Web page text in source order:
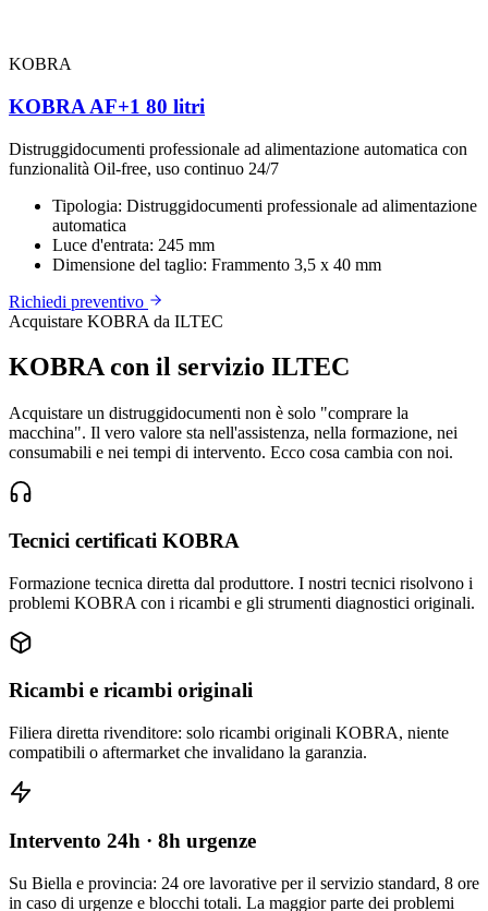
KOBRA
KOBRA AF+1 80 litri
Distruggidocumenti professionale ad alimentazione automatica con
funzionalità Oil-free, uso continuo 24/7
Tipologia: Distruggidocumenti professionale ad alimentazione
automatica
Luce d'entrata: 245 mm
Dimensione del taglio: Frammento 3,5 x 40 mm
Richiedi preventivo
Acquistare KOBRA da ILTEC
KOBRA con il servizio ILTEC
Acquistare un distruggidocumenti non è solo "comprare la
macchina". Il vero valore sta nell'assistenza, nella formazione, nei
consumabili e nei tempi di intervento. Ecco cosa cambia con noi.
Tecnici certificati KOBRA
Formazione tecnica diretta dal produttore. I nostri tecnici risolvono i
problemi KOBRA con i ricambi e gli strumenti diagnostici originali.
Ricambi e ricambi originali
Filiera diretta rivenditore: solo ricambi originali KOBRA, niente
compatibili o aftermarket che invalidano la garanzia.
Intervento 24h · 8h urgenze
Su Biella e provincia: 24 ore lavorative per il servizio standard, 8 ore
in caso di urgenze e blocchi totali. La maggior parte dei problemi